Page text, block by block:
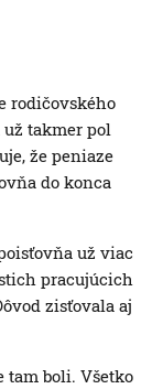
rodičovského
takmer pol
že peniaze
do konca
už viac
pracujúcich
zisťovala aj
tam boli. Všetko